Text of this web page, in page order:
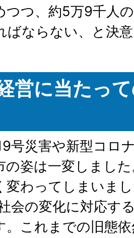
つつ、約5万9千人
ばならない、と決
営に当たっ
号災害や新型コロ
の姿は一変しまし
変わってしまいま
会の変化に対応す
。これまでの旧態